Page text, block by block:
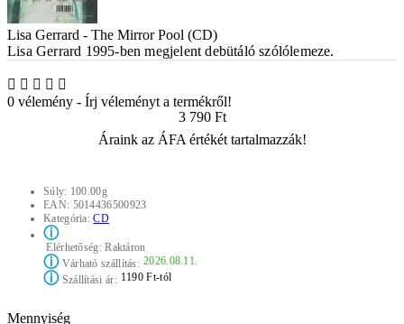
Lisa Gerrard - The Mirror Pool (CD)
Lisa Gerrard 1995-ben megjelent debütáló szólólemeze.
0 vélemény - Írj véleményt a termékről!
3 790 Ft
Áraink az ÁFA értékét tartalmazzák!
Súly: 100.00g
EAN: 5014436500923
Kategória:CD
ⓘ
Elérhetőség:Raktáron
ⓘVárható szállítás: 2026.08.11.
ⓘSzállítási ár: 1190 Ft-tól
Mennyiség